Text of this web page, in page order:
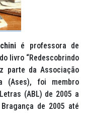
é professora de
livro “Redescobrindo
parte da Associação
(Ases), foi membro
(ABL) de 2005 a
de 2005 até